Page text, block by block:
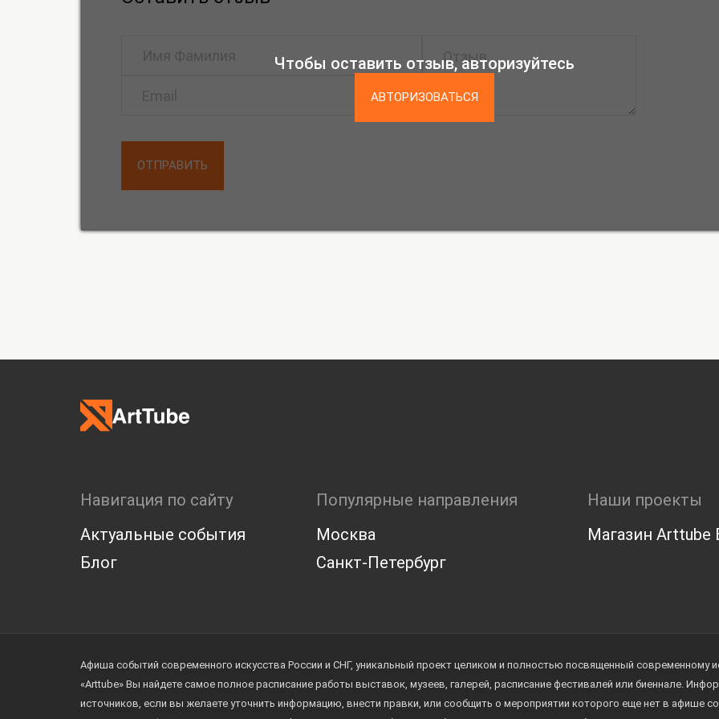
Чтобы оставить отзыв, авторизуйтесь
АВТОРИЗОВАТЬСЯ
ОТПРАВИТЬ
Навигация по сайту
Актуальные события
Блог
Популярные направления
Москва
Санкт-Петербург
Наши проекты
Магазин Arttube
Афиша событий современного искусства России и СНГ, уникальный проект целиком и полностью посвященный современному
«Arttube» Вы найдете самое полное расписание работы выставок, музеев, галерей, расписание фестивалей или биеннале.
источников, если вы желаете уточнить информацию, внести правки, или сообщить о мероприятии которого еще нет в афише